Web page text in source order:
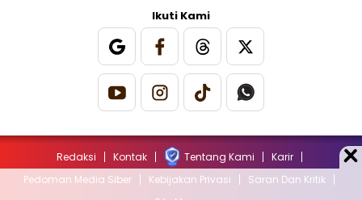
Ikuti Kami
Redaksi Kontak Tentang Kami
Karir
Pedoman Media Siber
Kebijakan Privasi
Saran Dan Kritik